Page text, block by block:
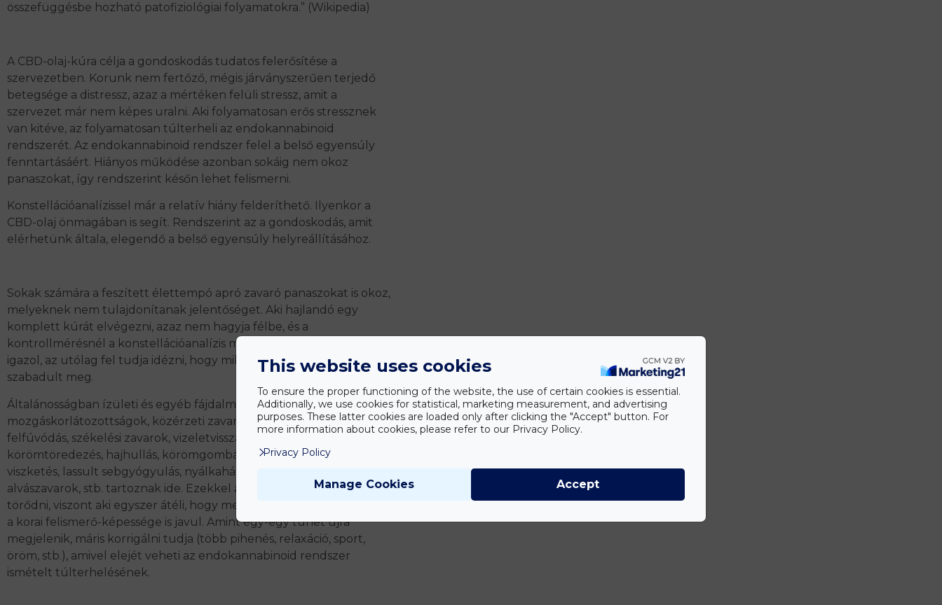
összefüggésbe hozható patofiziológiai folyamatokra.” (Wikipedia)
A CBD-olaj-kúra célja a gondoskodás tudatos felerősítése a
szervezetben. Korunk nem fertőző, mégis járványszerűen terjedő
betegsége a distressz, azaz a mértéken felüli stressz, amit a
szervezet már nem képes uralni. Aki folyamatosan erős stressznek
van kitéve, az folyamatosan túlterheli az endokannabinoid
rendszerét. Az endokannabinoid rendszer felel a belső egyensúly
fenntartásáért. Hiányos működése azonban sokáig nem okoz
panaszokat, így rendszerint későn lehet felismerni.
Konstellációanalízissel már a relatív hiány felderíthető. Ilyenkor a
CBD-olaj önmagában is segít. Rendszerint az a gondoskodás, amit
elérhetünk általa, elegendő a belső egyensúly helyreállításához.
Sokak számára a feszített élettempó apró zavaró panaszokat is okoz,
melyeknek nem tulajdonítanak jelentőséget. Aki hajlandó egy
komplett kúrát elvégezni, azaz nem hagyja félbe, és a
kontrollmérésnél a konstellációanalízis magas stabilitási szintet
igazol, az utólag fel tudja idézni, hogy milyen zavaró panaszoktól
szabadult meg.
Általánosságban ízületi és egyéb fájdalmak, görcsök,
mozgáskorlátozottságok, közérzeti zavarok, étvágyproblémák,
felfúvódás, székelési zavarok, vizeletvisszatartási problémák, haj- és
körömtöredezés, hajhullás, körömgombásodás, bőrproblémák,
viszketés, lassult sebgyógyulás, nyálkahártya-berepedés,
alvászavarok, stb. tartoznak ide. Ezekkel a tünetekkel nem szoktunk
törődni, viszont aki egyszer átéli, hogy megszabadulhat tőlük, annak
a korai felismerő-képessége is javul. Amint egy-egy tünet újra
megjelenik, máris korrigálni tudja (több pihenés, relaxáció, sport,
öröm, stb.), amivel elejét veheti az endokannabinoid rendszer
ismételt túlterhelésének.
This website uses cookies
To ensure the proper functioning of the website, the use of certain cookies is essential.
Additionally, we use cookies for statistical, marketing measurement, and advertising
purposes. These latter cookies are loaded only after clicking the "Accept" button. For
more information about cookies, please refer to our Privacy Policy.
Privacy Policy
Manage Cookies Accept